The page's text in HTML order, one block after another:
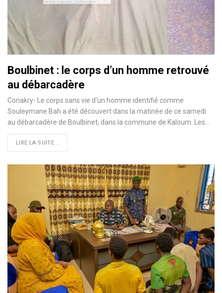
Boulbinet : le corps d’un homme retrouvé
au débarcadère
Conakry- Le corps sans vie d'un homme identifié comme
Souleymane Bah a été découvert dans la matinée de ce samedi
au débarcadère de Boulbinet, dans la commune de Kaloum. Les…
LIRE LA SUITE...